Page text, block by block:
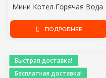
Мини Котел Горячая Вода
Кофе Погружение
Путешествия Портативный
горячей воды
ПОДРОБНЕЕ
Быстрая доставка!
Бесплатная доставка!